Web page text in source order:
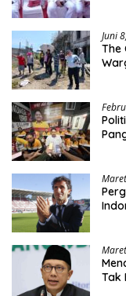
Juni
The
Tak